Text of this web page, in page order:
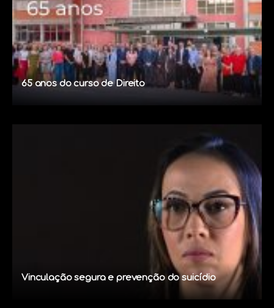
65 anos do curso de Direito
Vinculação segura e prevenção do suicídio